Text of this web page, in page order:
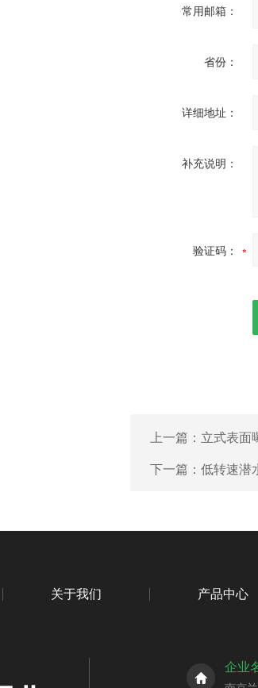
常用邮箱：
省份：
详细地址：
补充说明：
验证码：
上一篇： 立式表面
下一篇： 低转速潜
关于我们 产品中心
企业